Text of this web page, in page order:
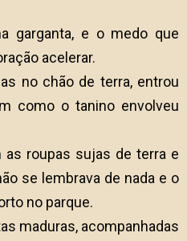
garganta, e o medo que
acelerar.
no chão de terra, entrou
como o tanino envolveu
roupas sujas de terra e
se lembrava de nada e o
no parque.
maduras, acompanhadas